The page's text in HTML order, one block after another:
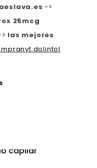
->
25mcg
las mejores
dolintol
capilar